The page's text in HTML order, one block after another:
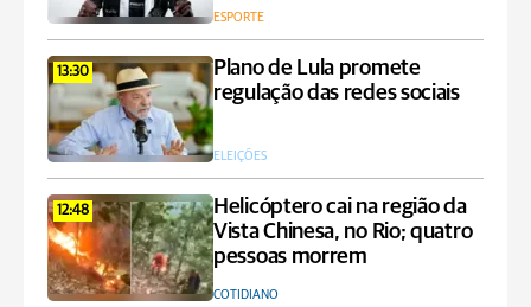
ESPORTE
13:30
Plano de Lula promete
regulação das redes sociais
ELEIÇÕES
12:48
Helicóptero cai na região da
Vista Chinesa, no Rio; quatro
pessoas morrem
COTIDIANO